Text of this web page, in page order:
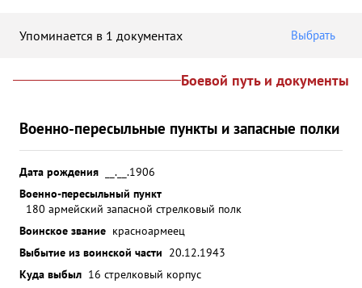
Упоминается в 1 документах Выбрать
Боевой путь и документы
Военно-пересыльные пункты и запасные полки
Дата рождения
__.__.1906
Военно-пересыльный пункт
180 армейский запасной стрелковый полк
Воинское звание красноармеец
Выбытие из воинской части 20.12.1943
Куда выбыл 16 стрелковый корпус